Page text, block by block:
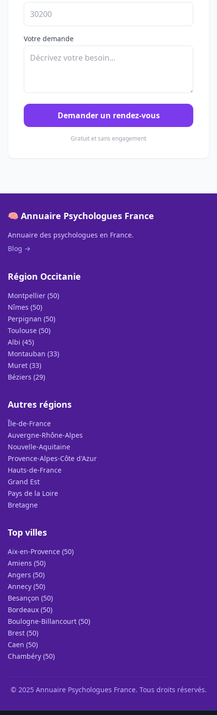
Votre demande
Demander un rendez-vous
Gratuit et sans engagement
🧠 Annuaire Psychologues France
Annuaire des psychologues en France.
Blog →
Région Occitanie
Montpellier (50)
Nîmes (50)
Perpignan (50)
Toulouse (50)
Albi (45)
Montauban (33)
Muret (33)
Béziers (29)
Autres régions
Île-de-France
Auvergne-Rhône-Alpes
Nouvelle-Aquitaine
Provence-Alpes-Côte d'Azur
Hauts-de-France
Grand Est
Pays de la Loire
Bretagne
Top villes
Aix-en-Provence (50)
Amiens (50)
Angers (50)
Annecy (50)
Besançon (50)
Bordeaux (50)
Boulogne-Billancourt (50)
Brest (50)
Caen (50)
Chambéry (50)
© 2025 Annuaire Psychologues France. Tous droits réservés.